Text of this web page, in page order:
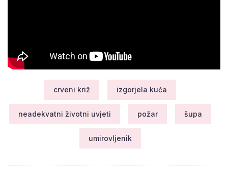
crveni križ izgorjela kuća
neadekvatni životni uvjeti požar šupa
umirovljenik